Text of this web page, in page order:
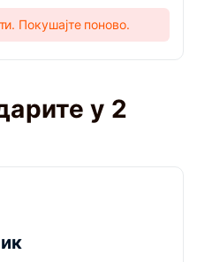
Покушајте поново.
у 2